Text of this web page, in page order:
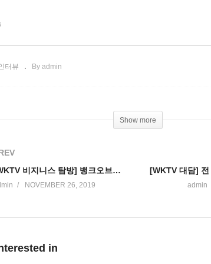
터뷰 By admin
Show more
[WKTV 비지니스 탐방] 뱅크오브호프 센터빌점 -비지니스 뱅킹의 모든 것
NOVEMBER 26, 2019 admin
in